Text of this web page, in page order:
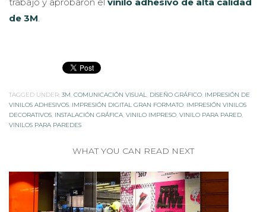
trabajo y aprobaron el vinilo adhesivo de alta calidad
de 3M.
TAGGED UNDER: 3M COMUNICACIÓN VISUAL DISEÑO GRÁFICO IMPRESIÓN DE
VINILOS ADHESIVOS IMPRESIÓN DIGITAL GRAN FORMATO IMPRESIÓN VINILOS
DECORATIVOS INSTALACIÓN GRÁFICA VINILO IMPRESO VINILO PARA PARED
VINILOS PARA PAREDES
WHAT YOU CAN READ NEXT